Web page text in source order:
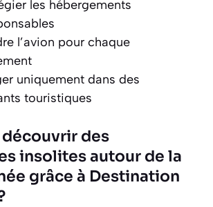
les hébergements
l’avion pour chaque
uniquement dans des
touristiques
des
insolites autour de la
grâce à Destination